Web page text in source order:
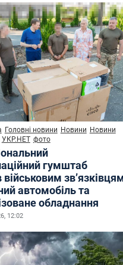
Головні новини Новини Новини
УКР.НЕТ фото
гумштаб
автомобіль та
обладнання
12:02